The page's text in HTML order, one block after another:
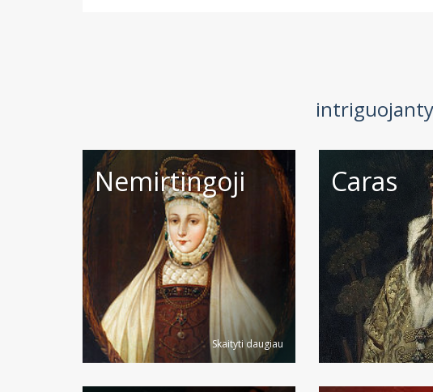
Nemirtingoji
Skaityti daugiau
Caras